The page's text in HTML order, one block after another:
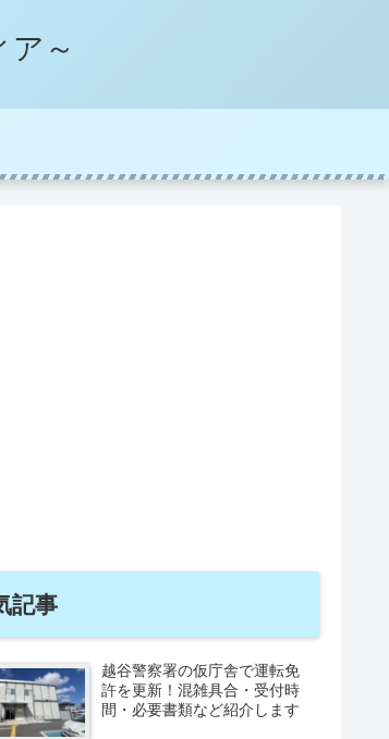
～
記事
越谷警察署の仮庁舎で運転免
許を更新！混雑具合・受付時
間・必要書類など紹介します